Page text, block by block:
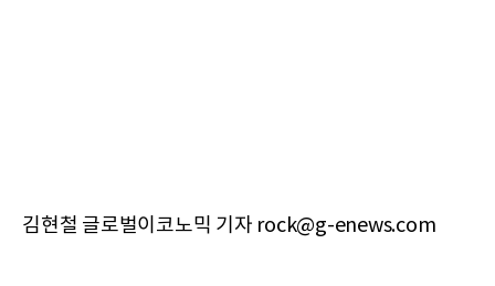
김현철 글로벌이코노믹 기자 rock@g-enews.com